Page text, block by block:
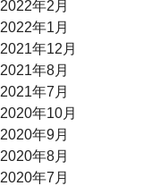
2022年2月
2022年1月
2021年12月
2021年8月
2021年7月
2020年10月
2020年9月
2020年8月
2020年7月